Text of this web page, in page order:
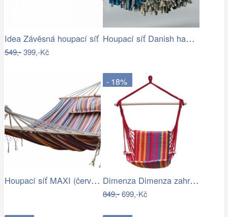
Idea Závěsná houpací síť
549,-399,-Kč
Houpací síť Danish hammock - Artedio.cz
Houpací síť MAXI (červená) | Jena…
- 18%
Dimenza Dimenza zahradní látková…
849,-699,-Kč